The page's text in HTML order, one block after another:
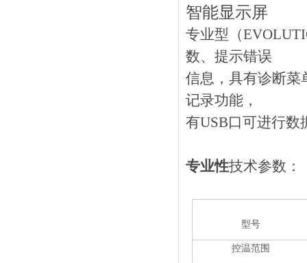
智能显示屏
专业型（
数、提示错误
信息，具有诊断菜
记录功能，
有USB口可进行数
专业性技术参数：
型号
控温范围